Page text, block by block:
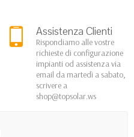
Assistenza Clienti
Rispondiamo alle vostre
richieste di configurazione
impianti od assistenza via
email da martedì a sabato,
scrivere a
shop@topsolar.ws